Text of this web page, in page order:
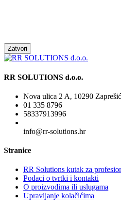
Zatvori
RR SOLUTIONS d.o.o.
Nova ulica 2 A, 10290 Zaprešić
01 335 8796
58337913996
info@rr-solutions.hr
Stranice
RR Solutions kutak za
Podaci o tvrtki i kontakti
O proizvodima ili uslugama
Upravljanje kolačićima